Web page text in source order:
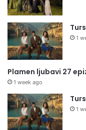
1
Plamen ljubavi 27
1 week ago
1